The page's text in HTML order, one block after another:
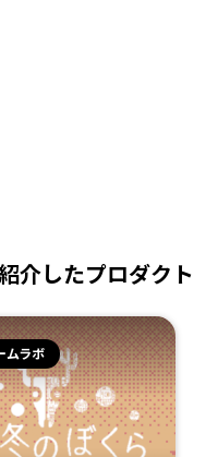
介したプロダクト
ムラボ